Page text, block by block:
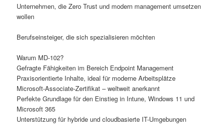
Unternehmen, die Zero Trust und modern management umsetzen
wollen
Berufseinsteiger, die sich spezialisieren möchten
Warum MD-102?
Gefragte Fähigkeiten im Bereich Endpoint Management
Praxisorientierte Inhalte, ideal für moderne Arbeitsplätze
Microsoft-Associate-Zertifikat – weltweit anerkannt
Perfekte Grundlage für den Einstieg in Intune, Windows 11 und
Microsoft 365
Unterstützung für hybride und cloudbasierte IT-Umgebungen